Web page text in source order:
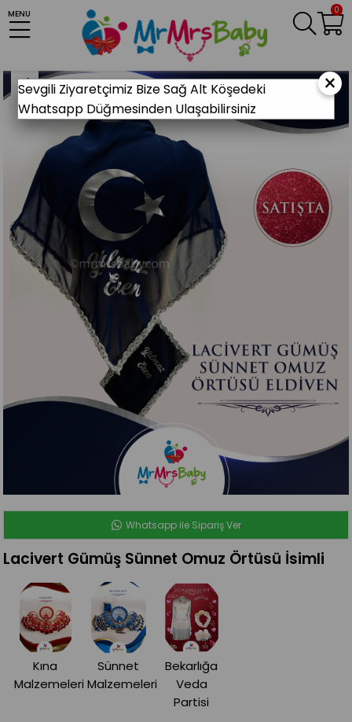
0
MENU
Anasayfa KINA MALZEMELERİ Sünnet Kınası
Sünnet Omuz Örtüsü Lacivert Gümüş Sünnet Omuz Örtüsü İsimli
Whatsapp ile Sipariş Ver
Lacivert Gümüş Sünnet Omuz Örtüsü İsimli
Kına
Malzemeleri
Sünnet
Malzemeleri
Bekarlığa
Veda
Partisi
×
Sevgili Ziyaretçimiz Bize Sağ Alt Köşedeki
Whatsapp Düğmesinden Ulaşabilirsiniz